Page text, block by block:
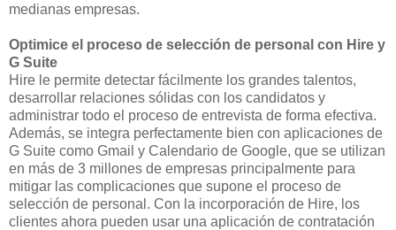
medianas empresas.
Optimice el proceso de selección de personal con Hire y
G Suite
Hire le permite detectar fácilmente los grandes talentos,
desarrollar relaciones sólidas con los candidatos y
administrar todo el proceso de entrevista de forma efectiva.
Además, se integra perfectamente bien con aplicaciones de
G Suite como Gmail y Calendario de Google, que se utilizan
en más de 3 millones de empresas principalmente para
mitigar las complicaciones que supone el proceso de
selección de personal. Con la incorporación de Hire, los
clientes ahora pueden usar una aplicación de contratación